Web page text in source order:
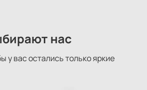
Петербурге
на спектакль «Когда ангелы
В афише Санкт-Петербурга
нас
у вас остались только яркие